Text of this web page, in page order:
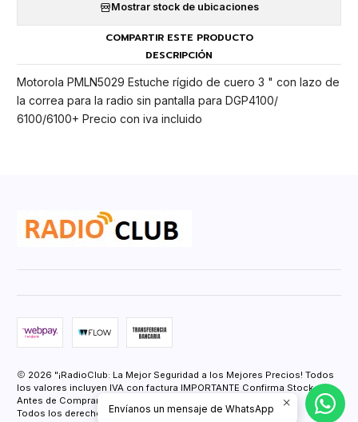
Mostrar stock de ubicaciones
COMPARTIR ESTE PRODUCTO
DESCRIPCIÓN
Motorola PMLN5029 Estuche rígido de cuero 3 " con lazo de
la correa para la radio sin pantalla para DGP4100/
6100/6100+ Precio con iva incluido
2026 "¡RadioClub: La Mejor Seguridad a los Mejores Precios! Todos
los valores incluyen IVA con factura IMPORTANTE Confirma Stock
Antes de Comprar.".
Todos los derechos reservados. Desarrollado por Jumpseller
Envíanos un mensaje de WhatsApp